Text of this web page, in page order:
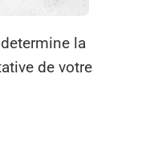
determine la
de votre